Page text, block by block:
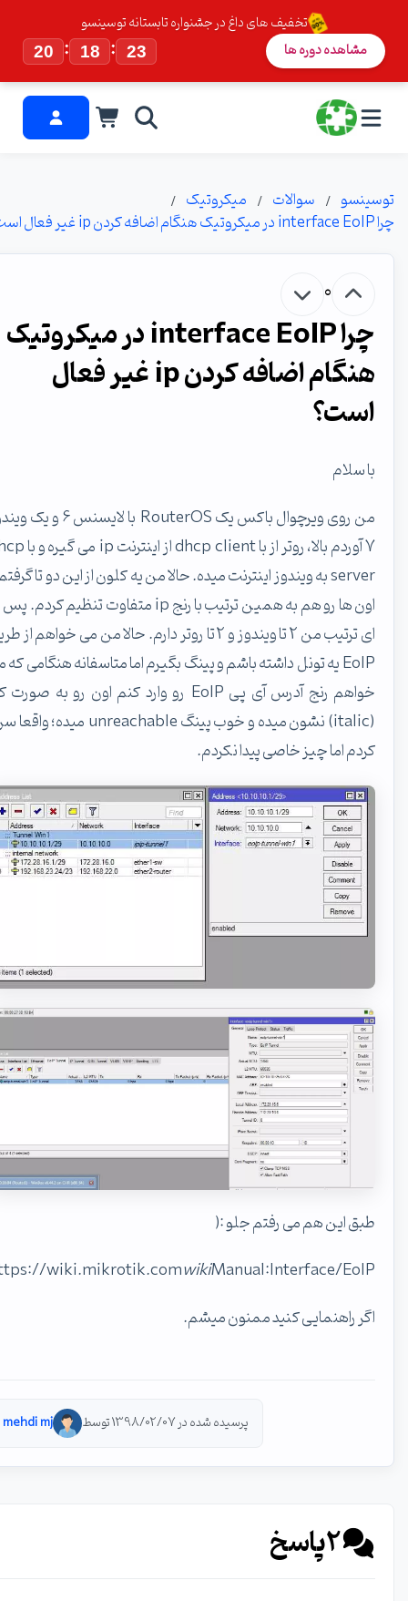
تخفیف های داغ در جشنواره تابستانه توسینسو
20 : 18 : مشاهده دوره ها
سوالات
میکروتیک
0
چرا interface EoIP در میکروتیک
هنگام اضافه کردن ip غیر فعال
است؟
با سلام
من روی ویرچوال باکس یک RouterOS با لایسنس 6 و یک ویندوز
7 آوردم بالا، روتر از با dhcp client از اینترنت ip می گیره و با dhcp
server به ویندوز اینترنت میده. حالا من یه کلون از این دو تا گرفتم و
اون ها رو هم به همین ترتیب با رنج ip متفاوت تنظیم کردم. پس به
ای ترتیب من 2 تا ویندوز و 2 تا روتر دارم. حالا من می خواهم از طریق
EoIP یه تونل داشته باشم و پینگ بگیرم اما متاسفانه هنگامی که می
خواهم رنج آدرس آی پی EoIP رو وارد کنم اون رو به صورت کج
(italic) نشون میده و خوب پینگ unreachable میده؛ واقعا سرچ
کردم اما چیز خاصی پیدا نکردم.
طبق این هم می رفتم جلو :(
https://wiki.mikrotik.comwikiManual:Interface/EoIP
اگر راهنمایی کنید ممنون میشم.
پرسیده شده در 1398/02/07 توسط mehdi mj
2پاسخ